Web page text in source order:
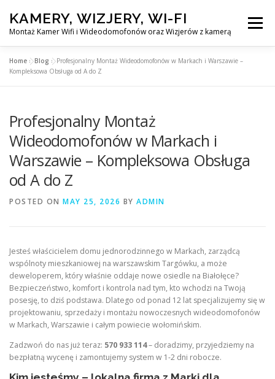
content
KAMERY, WIZJERY, WI-FI
Montaż Kamer Wifi i Wideodomofonów oraz Wizjerów z kamerą
Menu
GŁÓWNA MONTAŻ KAMER WIFI W WARSZAWA
MONTAŻ WIDEDOMOFONÓW
MONTAŻU WIZJERÓW Z KAMERĄ BLOG
KONTAKT
EN
Home »Blog »Profesjonalny Montaż Wideodomofonów w Markach i Warszawie –
Kompleksowa Obsługa od A do Z
Profesjonalny Montaż
Wideodomofonów w Markach i
Warszawie – Kompleksowa Obsługa
od A do Z
POSTED ON MAY 25, 2026 BY ADMIN
Jesteś właścicielem domu jednorodzinnego w Markach, zarządcą
wspólnoty mieszkaniowej na warszawskim Targówku, a może
deweloperem, który właśnie oddaje nowe osiedle na Białołęce?
Bezpieczeństwo, komfort i kontrola nad tym, kto wchodzi na Twoją
posesję, to dziś podstawa. Dlatego od ponad 12 lat specjalizujemy się w
projektowaniu, sprzedaży i montażu nowoczesnych wideodomofonów
w Markach, Warszawie i całym powiecie wołomińskim.
Zadzwoń do nas już teraz: 570 933 114– doradzimy, przyjedziemy na
bezpłatną wycenę i zamontujemy system w 1-2 dni robocze.